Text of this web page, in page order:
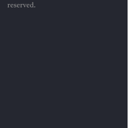
reserved.